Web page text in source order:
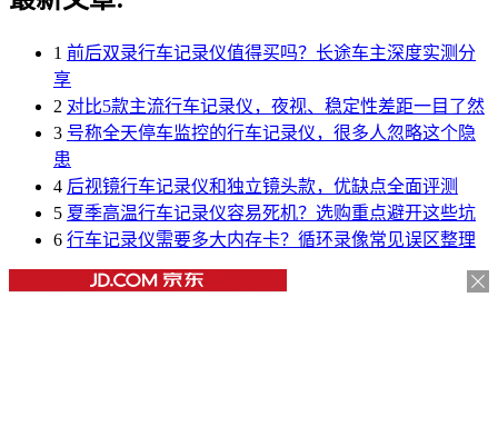
1 前后双录行车记录仪值得买吗？长途车主深度实测分
享
2 对比5款主流行车记录仪，夜视、稳定性差距一目了然
3 号称全天停车监控的行车记录仪，很多人忽略这个隐
患
4 后视镜行车记录仪和独立镜头款，优缺点全面评测
5 夏季高温行车记录仪容易死机？选购重点避开这些坑
6 行车记录仪需要多大内存卡？循环录像常见误区整理